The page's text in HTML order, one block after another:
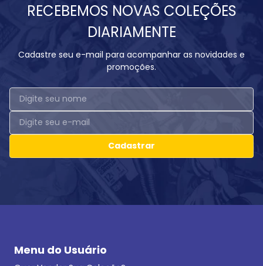
RECEBEMOS NOVAS COLEÇÕES
DIARIAMENTE
Cadastre seu e-mail para acompanhar as novidades e
promoções.
Cadastrar
Menu do Usuário